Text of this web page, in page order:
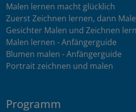
Malen lernen macht glücklich
Zuerst Zeichnen lernen, dann
Gesichter Malen und Zeichnen
Malen lernen - Anfängerguide
Blumen malen - Anfängerguide
Portrait zeichnen und malen
Programm